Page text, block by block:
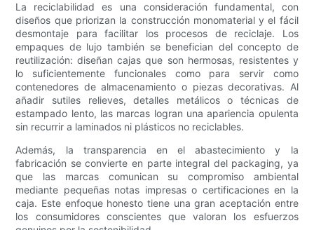
La reciclabilidad es una consideración fundamental, con
diseños que priorizan la construcción monomaterial y el fácil
desmontaje para facilitar los procesos de reciclaje. Los
empaques de lujo también se benefician del concepto de
reutilización: diseñan cajas que son hermosas, resistentes y
lo suficientemente funcionales como para servir como
contenedores de almacenamiento o piezas decorativas. Al
añadir sutiles relieves, detalles metálicos o técnicas de
estampado lento, las marcas logran una apariencia opulenta
sin recurrir a laminados ni plásticos no reciclables.
Además, la transparencia en el abastecimiento y la
fabricación se convierte en parte integral del packaging, ya
que las marcas comunican su compromiso ambiental
mediante pequeñas notas impresas o certificaciones en la
caja. Este enfoque honesto tiene una gran aceptación entre
los consumidores conscientes que valoran los esfuerzos